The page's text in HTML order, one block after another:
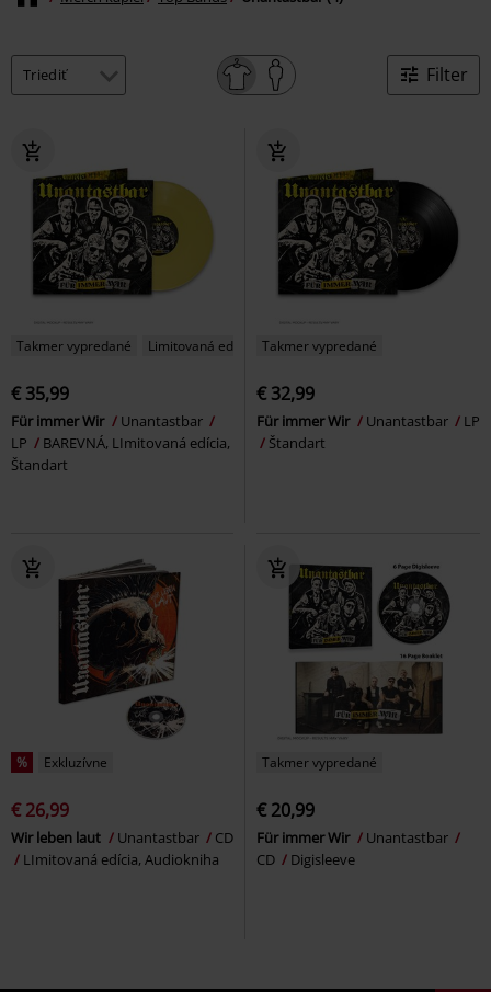
Filter
Takmer vypredané Limitovaná edícia
€ 35,99
Für immer Wir
Unantastbar
LP
BAREVNÁ, LImitovaná edícia,
Štandart
Takmer vypredané
€ 32,99
Für immer Wir Unantastbar
LP
Štandart
% Exkluzívne
€ 26,99
Wir leben laut Unantastbar
CD
LImitovaná edícia, Audiokniha
Takmer vypredané
€ 20,99
Für immer Wir
Unantastbar
CD
Digisleeve